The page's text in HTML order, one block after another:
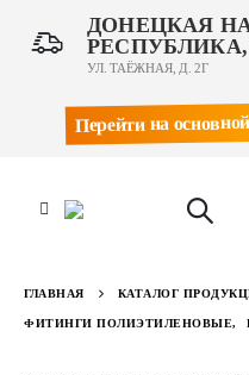
ДОНЕЦКАЯ
УЛ. ТАЁЖНАЯ, Д. 2Г
Перейти на
ГЛАВНАЯ КАТАЛОГ
ФИТИНГИ ПОЛИЭТИЛЕНОВЫЕ,